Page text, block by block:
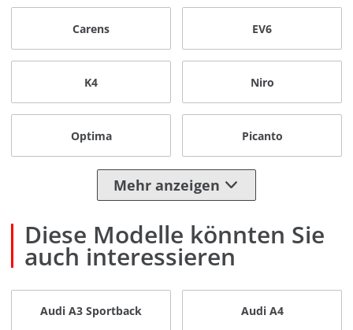
Carens EV6
K4 Niro
Optima Picanto
Mehr anzeigen
Diese Modelle könnten Sie
auch interessieren
Audi A3 Sportback Audi A4